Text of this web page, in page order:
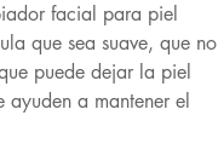
facial para piel
que sea suave, que no
puede dejar la piel
a mantener el